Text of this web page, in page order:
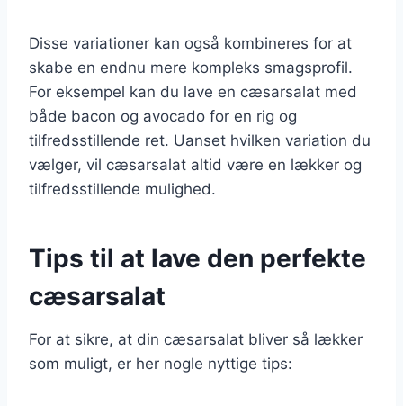
Disse variationer kan også kombineres for at
skabe en endnu mere kompleks smagsprofil.
For eksempel kan du lave en cæsarsalat med
både bacon og avocado for en rig og
tilfredsstillende ret. Uanset hvilken variation du
vælger, vil cæsarsalat altid være en lækker og
tilfredsstillende mulighed.
Tips til at lave den perfekte
cæsarsalat
For at sikre, at din cæsarsalat bliver så lækker
som muligt, er her nogle nyttige tips: